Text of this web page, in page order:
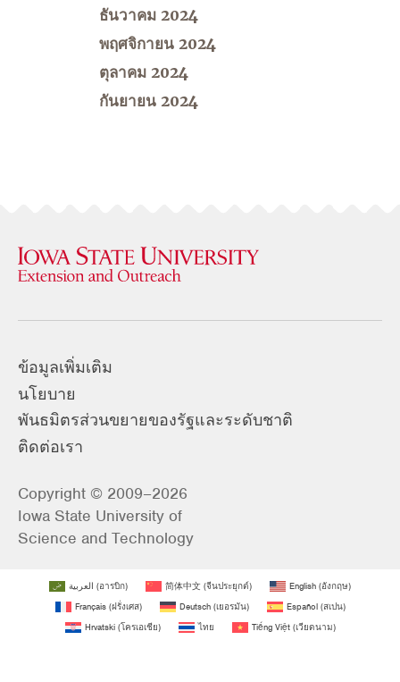
ธันวาคม 2024
พฤศจิกายน 2024
ตุลาคม 2024
กันยายน 2024
ข้อมูลเพิ่มเติม
นโยบาย
พันธมิตรส่วนขยายของรัฐและระดับชาติ
ติดต่อเรา
Copyright © 2009–2026
Iowa State University of
Science and Technology
العربية (อารบิก) 简体中文 (จีนประยุกต์) English (อังกฤษ)
Français(ฝรั่งเศส) Deutsch(เยอรมัน) Español(สเปน)
Hrvatski(โครเอเชีย) ไทย Tiếng Việt(เวียดนาม)